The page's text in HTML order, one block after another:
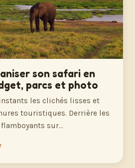
son safari en
parcs et photo
les clichés lisses et
touristiques. Derrière les
sur…